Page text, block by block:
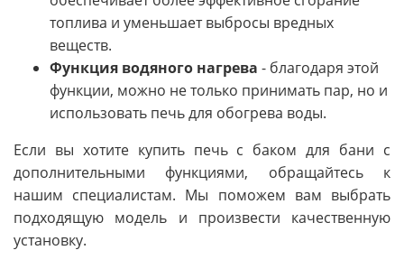
топлива и уменьшает выбросы вредных
веществ.
Функция водяного нагрева - благодаря этой
функции, можно не только принимать пар, но и
использовать печь для обогрева воды.
Если вы хотите купить печь с баком для бани с
дополнительными функциями, обращайтесь к
нашим специалистам. Мы поможем вам выбрать
подходящую модель и произвести качественную
установку.